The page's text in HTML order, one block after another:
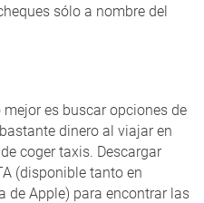
sólo a nombre del
es buscar opciones de
dinero al viajar en
coger taxis. Descargar
(disponible tanto en
de Apple) para encontrar las